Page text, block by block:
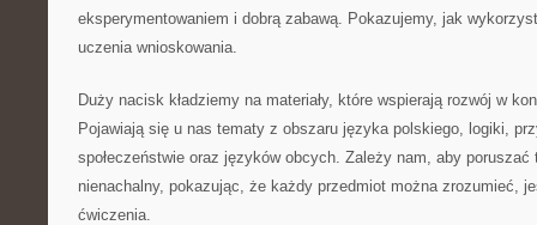
eksperymentowaniem i dobrą zabawą. Pokazujemy, jak
uczenia wnioskowania.
Duży nacisk kładziemy na materiały, które wspierają rozwój w
Pojawiają się u nas tematy z obszaru języka polskiego, logiki,
społeczeństwie oraz języków obcych. Zależy nam, aby poruszać
nienachalny, pokazując, że każdy przedmiot można zrozumieć,
ćwiczenia.